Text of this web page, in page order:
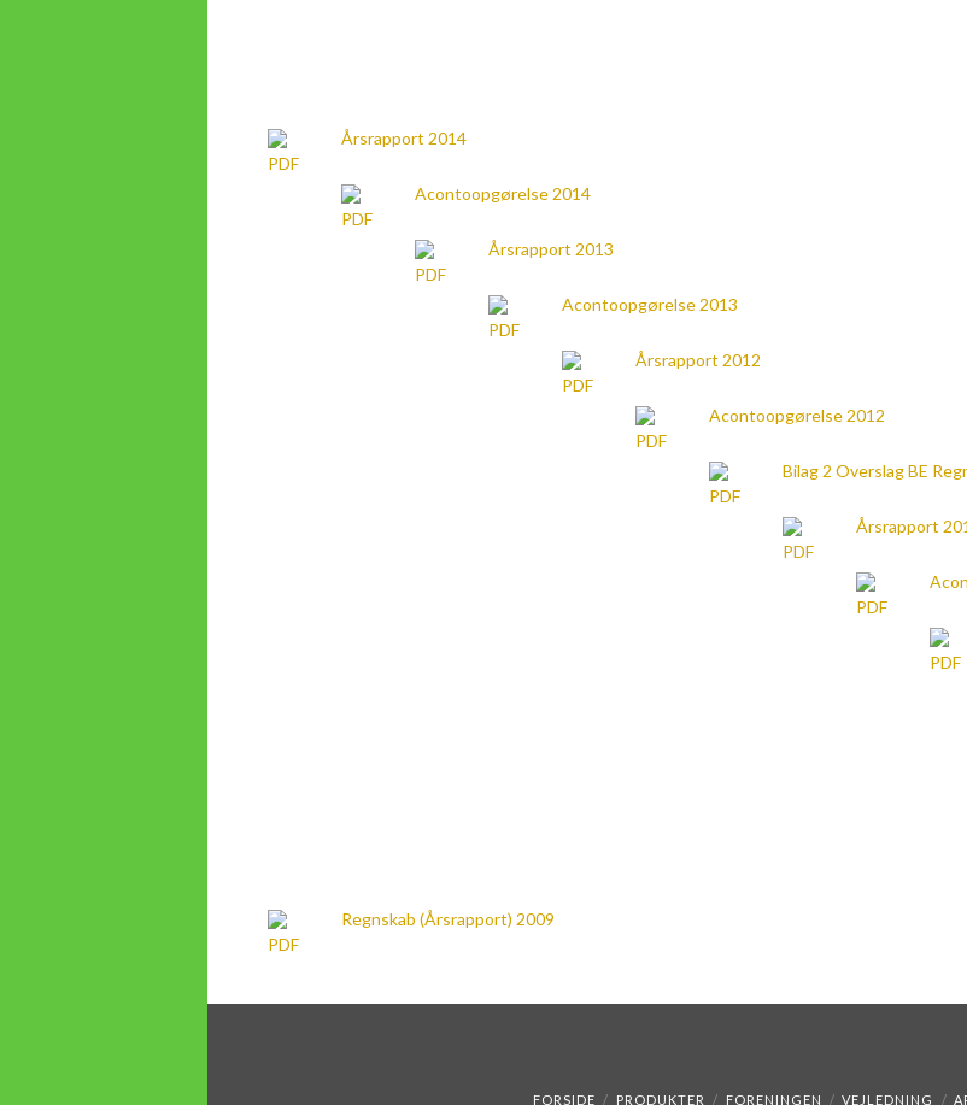
Årsrapport 2014
Acontoopgørelse 2014
Årsrapport 2013
Acontoopgørelse 2013
Årsrapport 2012
Acontoopgørelse 2012
Bilag 2 Overslag BE
Årsrapport
Regnskab (Årsrapport) 2009
FORSIDE PRODUKTER FORENINGEN VEJLEDNING